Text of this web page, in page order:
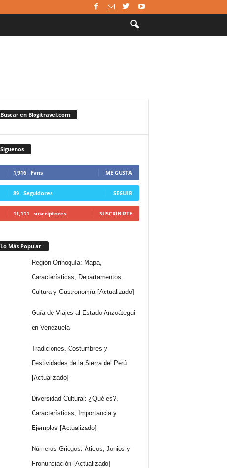
Buscar en Blogitravel.com
Síguenos
1,916 Fans ME GUSTA
89 Seguidores SEGUIR
11,111 suscriptores SUSCRIBIRTE
Lo Más Popular
Región Orinoquía: Mapa,
Características, Departamentos,
Cultura y Gastronomía [Actualizado]
Guía de Viajes al Estado Anzoátegui
en Venezuela
Tradiciones, Costumbres y
Festividades de la Sierra del Perú
[Actualizado]
Diversidad Cultural: ¿Qué es?,
Características, Importancia y
Ejemplos [Actualizado]
Números Griegos: Áticos, Jonios y
Pronunciación [Actualizado]